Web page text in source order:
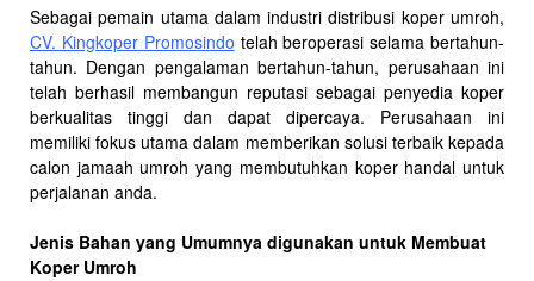
Sebagai pemain utama dalam industri distribusi koper umroh,
CV. Kingkoper Promosindo telah beroperasi selama bertahun-
tahun. Dengan pengalaman bertahun-tahun, perusahaan ini
telah berhasil membangun reputasi sebagai penyedia koper
berkualitas tinggi dan dapat dipercaya. Perusahaan ini
memiliki fokus utama dalam memberikan solusi terbaik kepada
calon jamaah umroh yang membutuhkan koper handal untuk
perjalanan anda.
Jenis Bahan yang Umumnya digunakan untuk Membuat
Koper Umroh